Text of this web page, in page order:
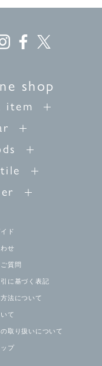
shop
item
ド
せ
質問
に基づく表記
法について
て
取り扱いについて
プ